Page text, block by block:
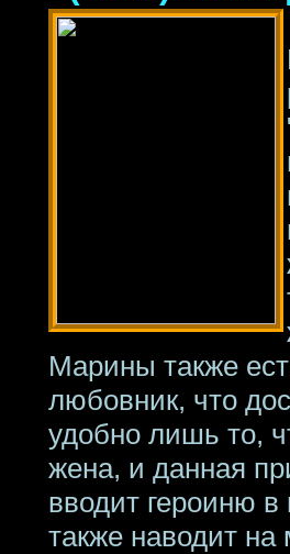
Марины также
любовник, что
удобно лишь то,
жена, и данная
вводит героиню
также наводит